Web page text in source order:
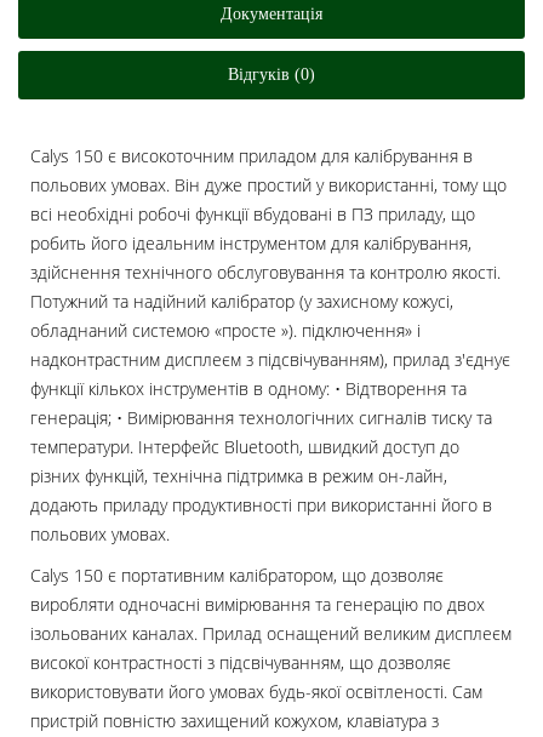
Документацiя
Відгуків (0)
Calys 150 є високоточним приладом для калібрування в
польових умовах. Він дуже простий у використанні, тому що
всі необхідні робочі функції вбудовані в ПЗ приладу, що
робить його ідеальним інструментом для калібрування,
здійснення технічного обслуговування та контролю якості.
Потужний та надійний калібратор (у захисному кожусі,
обладнаний системою «просте »). підключення» і
надконтрастним дисплеєм з підсвічуванням), прилад з'єднує
функції кількох інструментів в одному: • Відтворення та
генерація; • Вимірювання технологічних сигналів тиску та
температури. Інтерфейс Bluetooth, швидкий доступ до
різних функцій, технічна підтримка в режим он-лайн,
додають приладу продуктивності при використанні його в
польових умовах.
Calys 150 є портативним калібратором, що дозволяє
виробляти одночасні вимірювання та генерацію по двох
ізольованих каналах. Прилад оснащений великим дисплеєм
високої контрастності з підсвічуванням, що дозволяє
використовувати його умовах будь-якої освітленості. Сам
пристрій повністю захищений кожухом, клавіатура з